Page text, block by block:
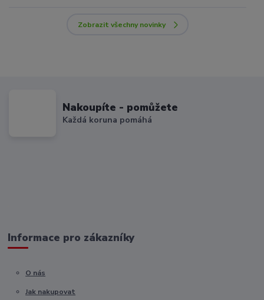
Zobrazit všechny novinky
Nakoupíte - pomůžete
Každá koruna pomáhá
Informace pro zákazníky
O nás
Jak nakupovat